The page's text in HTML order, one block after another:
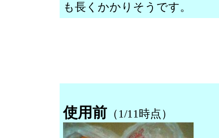
も長くかかりそうです。
使用前（1/11時点）